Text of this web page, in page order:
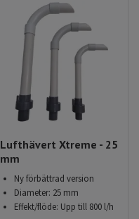
Lufthävert Xtreme - 25
mm
Ny förbättrad version
Diameter: 25 mm
Effekt/flöde: Upp till 800 l/h